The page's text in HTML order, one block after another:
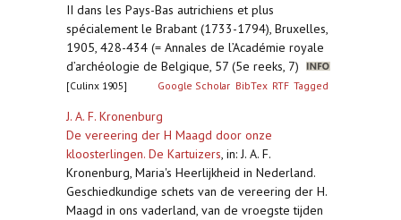
II dans les Pays-Bas autrichiens et plus
spécialement le Brabant (1733-1794), Bruxelles,
1905, 428-434 (= Annales de l’Académie royale
d’archéologie de Belgique, 57 (5e reeks, 7)
[Culinx 1905] Google Scholar BibTex RTF Tagged
J. A. F. Kronenburg
De vereering der H Maagd door onze
kloosterlingen. De Kartuizers, in: J. A. F.
Kronenburg, Maria's Heerlijkheid in Nederland.
Geschiedkundige schets van de vereering der H.
Maagd in ons vaderland, van de vroegste tijden